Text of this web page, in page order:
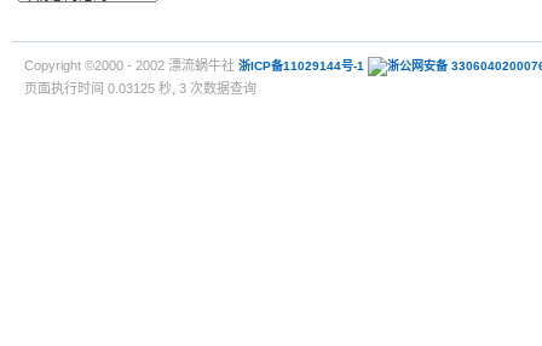
Copyright ©2000 - 2002 漂流蜗牛社 浙ICP备11029144号-1 浙公网安备
页面执行时间 0.03125 秒, 3 次数据查询